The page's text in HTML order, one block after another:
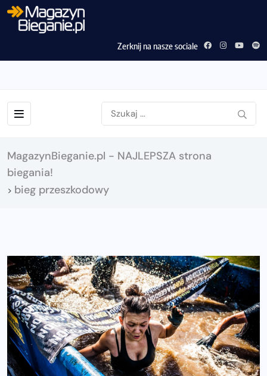
Zerknij na nasze sociale
MagazynBieganie.pl - NAJLEPSZA strona
biegania!
> bieg przeszkodowy